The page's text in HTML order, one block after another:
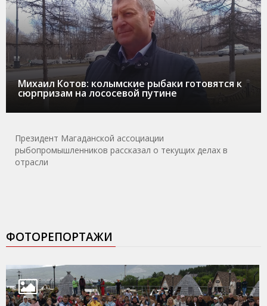
Михаил Котов: колымские рыбаки готовятся к
сюрпризам на лососевой путине
Президент Магаданской ассоциации
рыбопромышленников рассказал о текущих делах в
отрасли
ФОТОРЕПОРТАЖИ